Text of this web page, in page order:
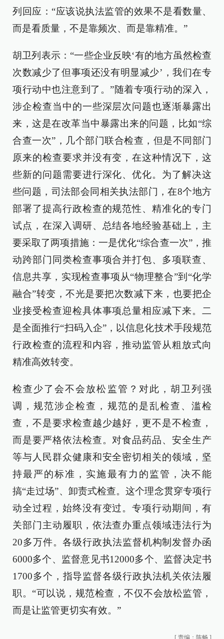
列回应：“应该说执法监管的效果不是看数量、
而是看质量，不是靠频次、而是靠精准。”
胡卫列表示：“一些企业反映‘有的地方虽然检查
次数减少了但事项还没有明显减少’，我们在专
项行动中也注意到了。”随着专项行动的深入，
涉企检查当中的一些深层次问题也逐渐暴露出
来，这是在改革当中暴露出来的问题，比如“综
合查一次”，几个部门联合检查，但是不同部门
原来的检查要求并没有变，在这种情况下，这
些新的问题需要进行深化、优化。为了解决这
些问题，司法部会同相关执法部门，在8个地方
部署了提高行政检查的规范性、精准化的专门
试点，在深入调研、总结各地经验基础上，主
要采取了两项措施：一是优化“综合查一次”，推
动跨部门同类检查事项合并打包、多项联查、
信息共享，实现检查事项从“物理整合”到“化学
融合”转变，不光是要把次数减下来，也要把企
业接受检查迎检具体事项总量相应减下来。二
是全面推行“扫码入企”，以信息化技术手段规范
行政检查的流程和内容，推动监管从粗放式向
精准高效转变。
检查少了会不会放松监管？对此，胡卫列强
调，规范涉企检查，规范的是乱检查、滥检
查，不是要求检查越少越好，更不是不检查，
而是要严格依法检查。对食品药品、安全生产
等与人民群众健康和安全密切相关的领域，坚
持最严的标准，实施最有力的监管，决不能
搞“走过场”、卸责式检查。这个理念贯穿专项行
动全过程，始终没有变过。专项行动期间，有
关部门主动履职，依法查办重点领域违法行为
20多万件。各级行政执法监督机构制发督办函
6000多个、监督意见书12000多个、监督决定书
1700多个，指导监督各级行政执法机关依法履
职。“可以说，规范检查，不仅不会放松监管，
而是让监管更切实有效。”
[ 责编：陈畅 ]